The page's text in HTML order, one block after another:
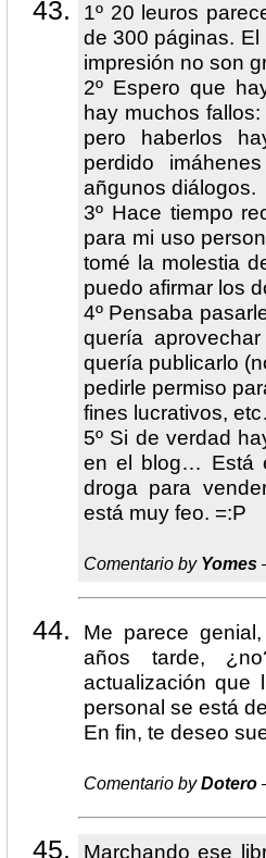
1º 20 leuros
de 300 páginas.
impresión no son
2º Espero que
hay muchos
pero haberlos
perdido
añgunos diálogos.
3º Hace tiempo
para mi uso
tomé la molestia
puedo afirmar los
4º Pensaba
quería
quería publicarlo
pedirle permiso
fines lucrativos,
5º Si de verdad
en el blog… Está
droga para
está muy feo. =:P
Comentario by Yomes
Me parece
años tarde,
actualización que
personal se está
En fin, te deseo
Comentario byDotero
Marchando ese